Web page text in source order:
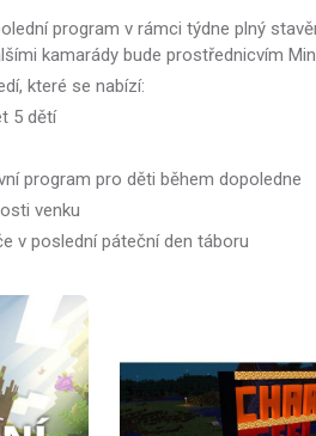
program v rámci týdne plný
kamarády bude prostřednicvím
které se nabízí:
5 dětí
program pro děti během dopoledne
venku
v poslední páteční den táboru